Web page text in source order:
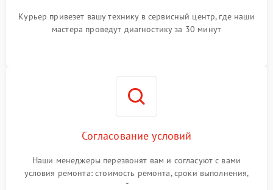
Курьер привезет вашу технику в сервисный центр, где наши
мастера проведут диагностику за 30 минут
Согласование условий
Наши менеджеры перезвонят вам и согласуют с вами
условия ремонта: стоимость ремонта, сроки выполнения,
гарантийные условия